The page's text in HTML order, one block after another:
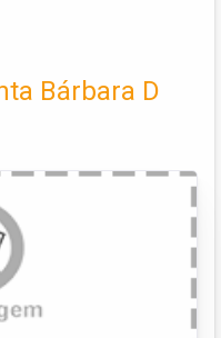
Bárbara D